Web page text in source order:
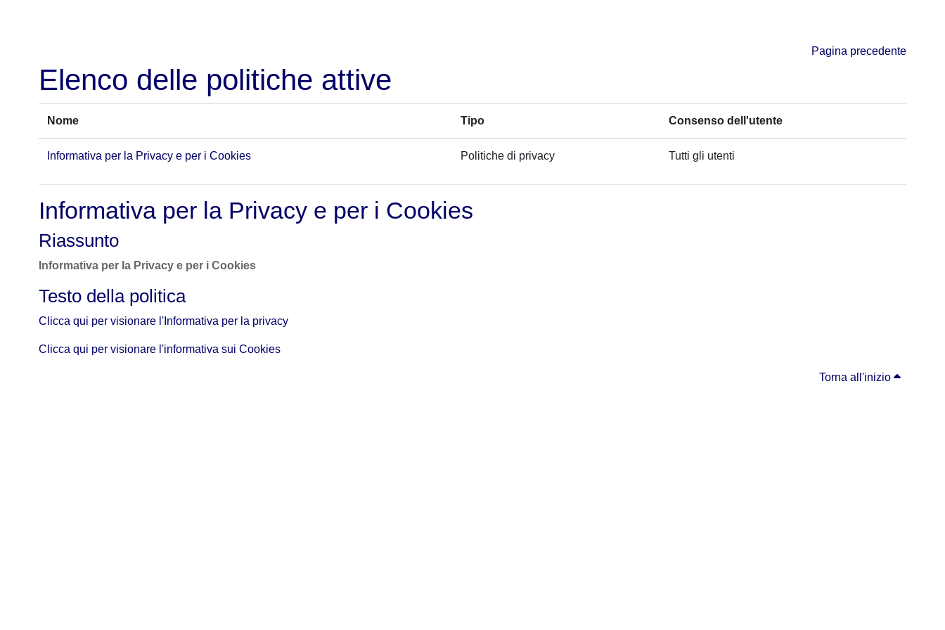
Pagina precedente
Elenco delle politiche attive
Nome Tipo Consenso dell'utente
Informativa per la Privacy e per i Cookies Politiche di privacy Tutti gli utenti
Informativa per la Privacy e per i Cookies
Riassunto
Informativa per la Privacy e per i Cookies
Testo della politica
Clicca qui per visionare l'Informativa per la privacy
Clicca qui per visionare l'informativa sui Cookies
Torna all'inizio